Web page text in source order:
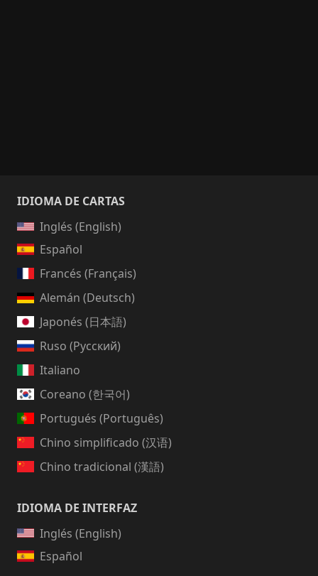
IDIOMA DE CARTAS
Inglés (English)
Español
Francés (Français)
Alemán (Deutsch)
Japonés (日本語)
Ruso (Русский)
Italiano
Coreano (한국어)
Portugués (Português)
Chino simplificado (汉语)
Chino tradicional (漢語)
IDIOMA DE INTERFAZ
Inglés (English)
Español